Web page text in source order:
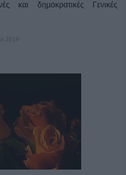
και δημοκρατικές Γενικές
2019